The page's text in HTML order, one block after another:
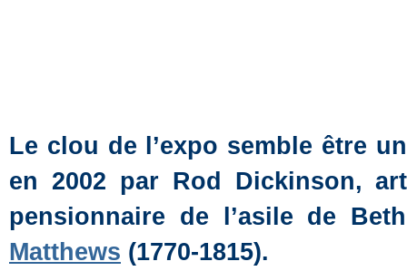
Le clou de l’expo semble être
en 2002 par Rod Dickinson,
pensionnaire de l’asile de
Matthews (1770-1815).